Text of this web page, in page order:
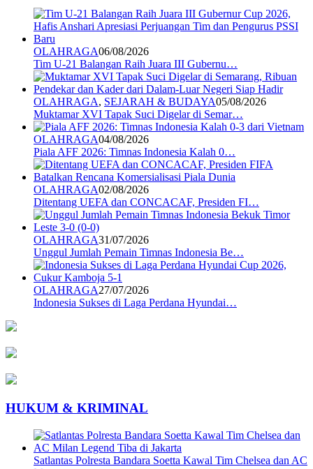
OLAHRAGA06/08/2026
Tim U-21 Balangan Raih Juara III Gubernu…
OLAHRAGA, SEJARAH & BUDAYA05/08/2026
Muktamar XVI Tapak Suci Digelar di Semar…
OLAHRAGA04/08/2026
Piala AFF 2026: Timnas Indonesia Kalah 0…
OLAHRAGA02/08/2026
Ditentang UEFA dan CONCACAF, Presiden FI…
OLAHRAGA31/07/2026
Unggul Jumlah Pemain Timnas Indonesia Be…
OLAHRAGA27/07/2026
Indonesia Sukses di Laga Perdana Hyundai…
HUKUM & KRIMINAL
Satlantas Polresta Bandara Soetta Kawal Tim Chelsea dan AC